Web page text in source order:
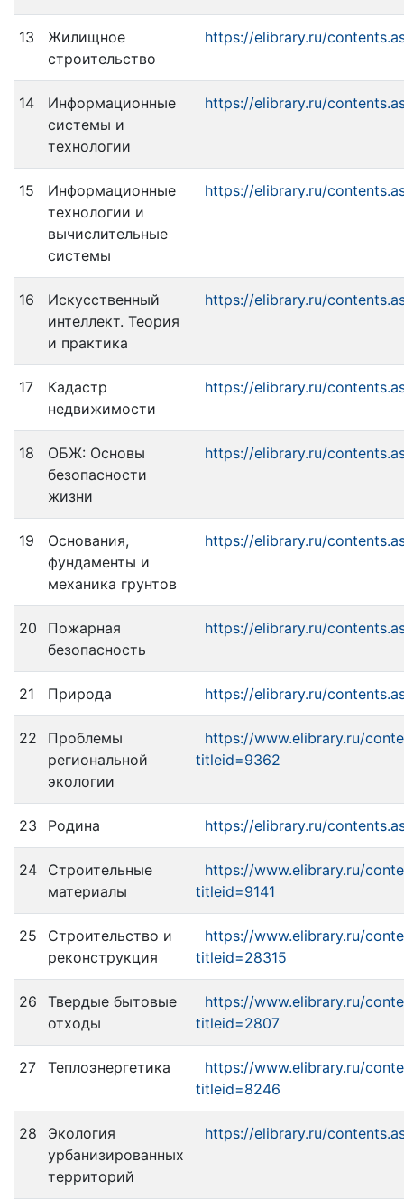
13
Жилищное
строительство
https://elibrary.ru/
14
Информационные
системы и
технологии
https://elibrary.ru/
15
Информационные
технологии и
вычислительные
системы
https://elibrary.ru/
16
Искусственный
интеллект. Теория
и практика
https://elibrary.ru/
17
Кадастр
недвижимости
https://elibrary.ru/
18
ОБЖ: Основы
безопасности
жизни
https://elibrary.ru/
19
Основания,
фундаменты и
механика грунтов
https://elibrary.ru/
20
Пожарная
безопасность
https://elibrary.ru/
21 Природа https://elibrary.ru/
22
Проблемы
региональной
экологии
https://www.elibrary.ru/
titleid=9362
23 Родина https://elibrary.ru/
24
Строительные
материалы
https://www.elibrary.ru/
titleid=9141
25
Строительство и
реконструкция
https://www.elibrary.ru/
titleid=28315
26
Твердые бытовые
отходы
https://www.elibrary.ru/
titleid=2807
27 Теплоэнергетика
https://www.elibrary.ru/
titleid=8246
28
Экология
урбанизированных
территорий
https://elibrary.ru/